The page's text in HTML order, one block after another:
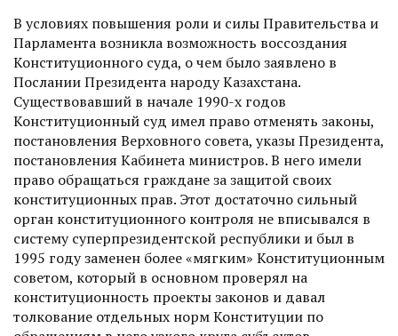
В условиях повышения роли и силы Правительства и
Парламента возникла возможность воссоз­дания
Конституционного суда, о чем было заявлено в
Послании Президента народу Казахстана.
Существовавший в начале 1990-х годов
Конституционный суд имел право отменять законы,
постановления Верховного совета, указы Президента,
постановления Кабинета министров. В него имели
право обращаться граждане за защитой своих
конституционных прав. Этот достаточно сильный
орган конституционного контро­ля не вписывался в
систему суперпрезидентской республики и был в
1995 году заменен более «мягким» Конституционным
советом, который в основном проверял на
конституционность проекты законов и давал
толкование отдельных норм Конституции по